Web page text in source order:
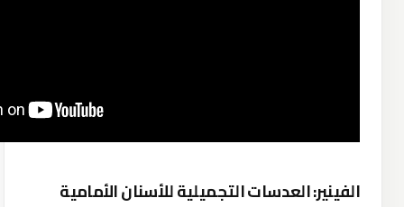
الفينير: العدسات التجميلية للأسنان الأمامية